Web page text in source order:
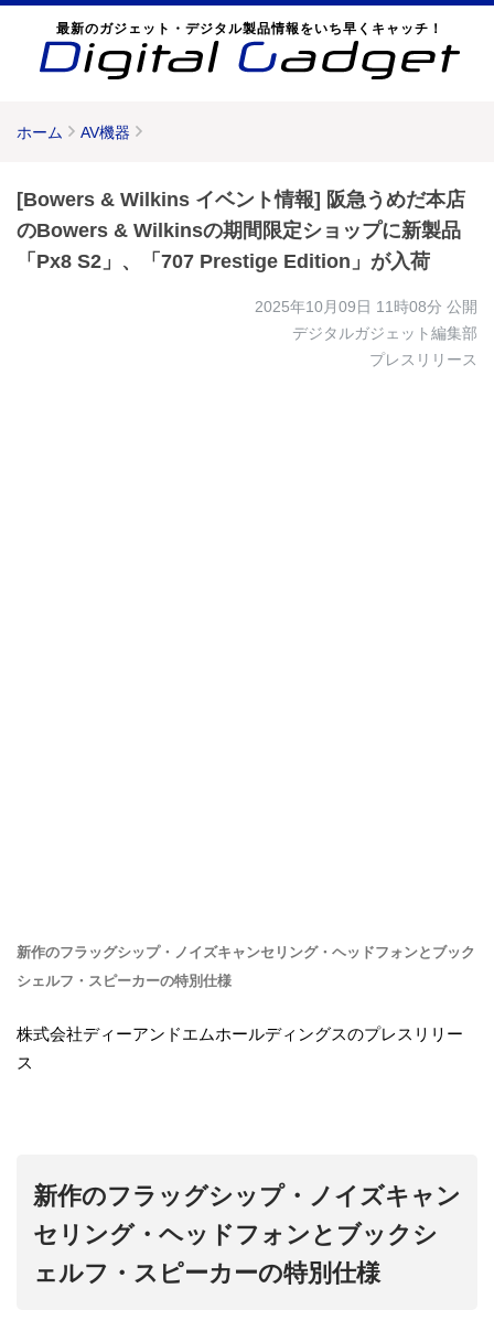
最新のガジェット・デジタル製品情報をいち早くキャッチ！
ホーム AV機器
[Bowers & Wilkins イベント情報] 阪急うめだ本店
のBowers & Wilkinsの期間限定ショップに新製品
「Px8 S2」、「707 Prestige Edition」が入荷
2025年10月09日 11時08分 公開
デジタルガジェット編集部
プレスリリース
新作のフラッグシップ・ノイズキャンセリング・ヘッドフォンとブック
シェルフ・スピーカーの特別仕様
株式会社ディーアンドエムホールディングスのプレスリリー
ス
新作のフラッグシップ・ノイズキャン
セリング・ヘッドフォンとブックシ
ェルフ・スピーカーの特別仕様